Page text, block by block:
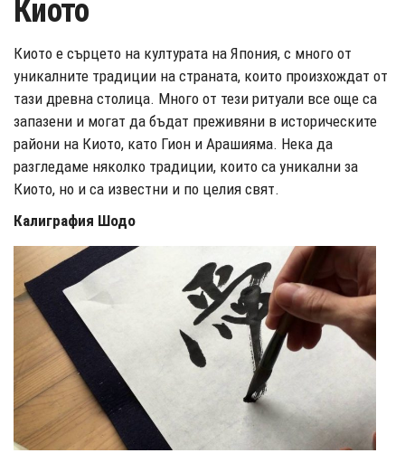
Киото
Киото е сърцето на културата на Япония, с много от
уникалните традиции на страната, които произхождат от
тази древна столица. Много от тези ритуали все още са
запазени и могат да бъдат преживяни в историческите
райони на Киото, като Гион и Арашияма. Нека да
разгледаме няколко традиции, които са уникални за
Киото, но и са известни и по целия свят.
Калиграфия Шодо